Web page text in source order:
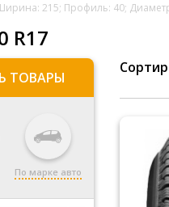
215; Профиль: 40;
R17
ТОВАРЫ
По марке авто